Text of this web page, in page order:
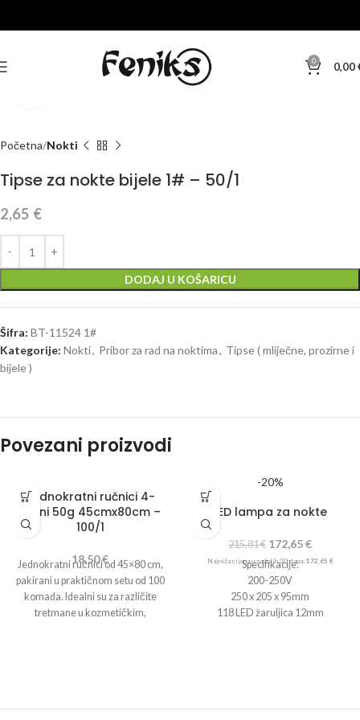
0 0,00
Početna Nokti
Tipse za nokte bijele 1# – 50/1
2,65 €
DODAJ U KOŠARICU
Šifra: BT-11524 1#
Kategorije: Nokti, Pribor za rad na noktima, Tipse ( mliječne, prozirne i
bijele )
Povezani proizvodi
Jednokratni ručnici 4-
slojni 50g 45cmx80cm –
100/1
18,50€
Jednokratni ručnici od 45×80 cm,
pakirani u praktičnom setu od 100
komada. Idealni su za različite
tretmane u kozmetičkim,
-20%
LED lampa za nokte
215,81€ 172,65€
Najniža cijena u zadnjih 30 dana: 172,65 €
Specifikacije:
200-250V
250 x 205 x 95mm
118 LED žaruljica 12mm